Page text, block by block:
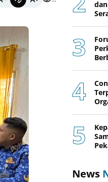
News